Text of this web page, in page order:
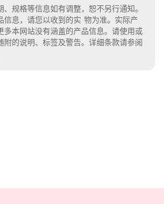
规格等信息如有调整，恕不另行通知。
息， 请您以收到的实 物为准。 实际产
多本网站没有涵盖的产品信息。请使用或
附的说明、 标签及警告。 详细条款请参阅